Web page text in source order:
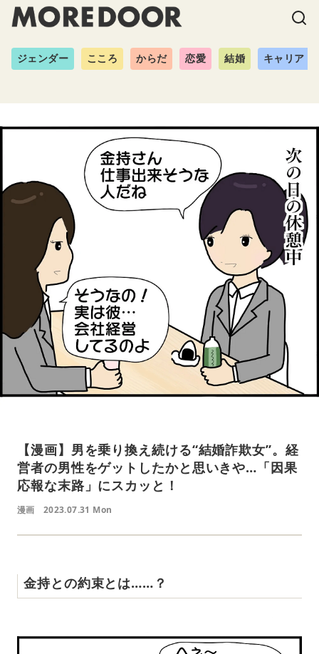
ジェンダー こころ からだ 恋愛 結婚 キャリア
【漫画】男を乗り換え続ける“結婚詐欺女”。経
営者の男性をゲットしたかと思いきや…「因果
応報な末路」にスカッと！
漫画 2023.07.31 Mon
金持との約束とは……？